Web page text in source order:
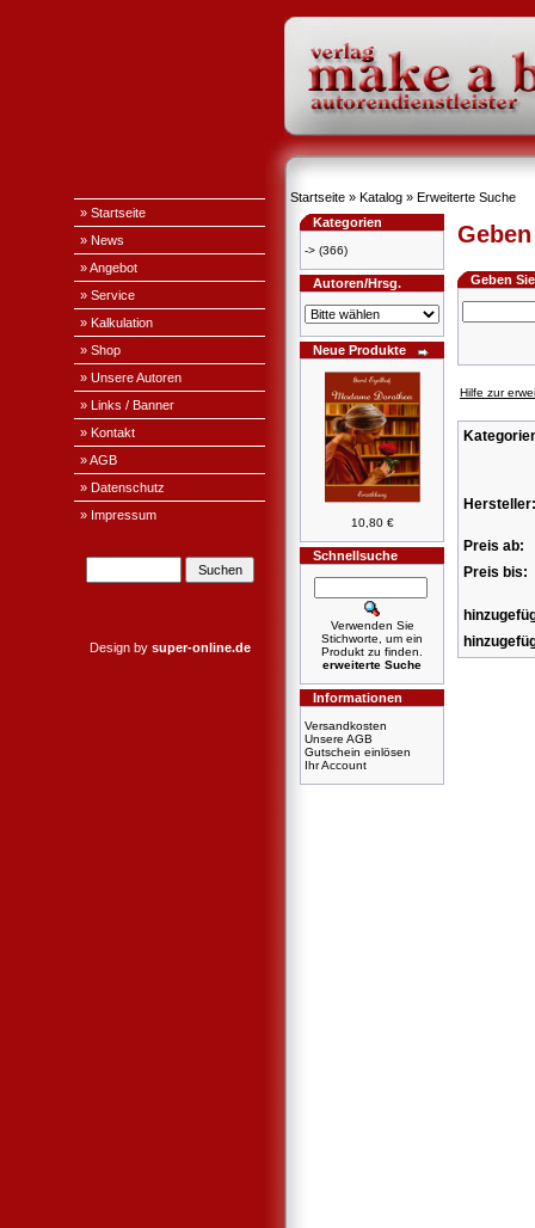
» Startseite
» News
» Angebot
» Service
» Kalkulation
» Shop
» Unsere Autoren
» Links / Banner
» Kontakt
» AGB
» Datenschutz
» Impressum
Design by super-online.de
Startseite » Katalog » Erweiterte Suche
Kategorien
-> (366)
Autoren/Hrsg.
Neue Produkte
10,80 €
Schnellsuche
Verwenden Sie
Stichworte, um ein
Produkt zu finden.
erweiterte Suche
Informationen
Versandkosten
Unsere AGB
Gutschein einlösen
Ihr Account
Geben
Hilfe zur
Hersteller:
Preis ab:
Preis bis: